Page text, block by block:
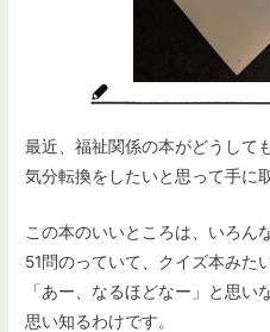
最近、福祉関係の本がどうして
気分転換をしたいと思って手に
この本のいいところは、いろん
51問のっていて、クイズ本みた
「あー、なるほどなー」と思
思い知るわけです。